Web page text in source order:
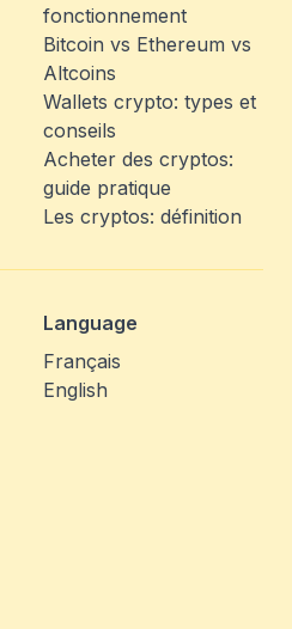
fonctionnement
Bitcoin vs Ethereum vs
Altcoins
Wallets crypto: types et
conseils
Acheter des cryptos:
guide pratique
Les cryptos: définition
Language
Français
English